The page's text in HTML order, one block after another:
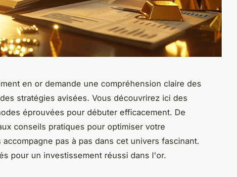
en or demande une compréhension claire des
stratégies avisées. Vous découvrirez ici des
éprouvées pour débuter efficacement. De
conseils pratiques pour optimiser votre
pas à pas dans cet univers fascinant.
pour un investissement réussi dans l'or.